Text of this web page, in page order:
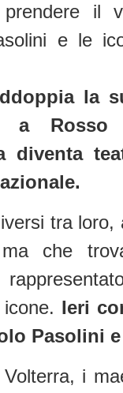
prendere il
e le
la
a Rosso
diventa
tra loro,
che
Ieri
Pasolini
i